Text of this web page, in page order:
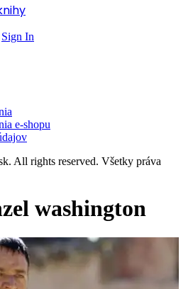
Sign In
e-shopu
All rights reserved. Všetky práva
washington